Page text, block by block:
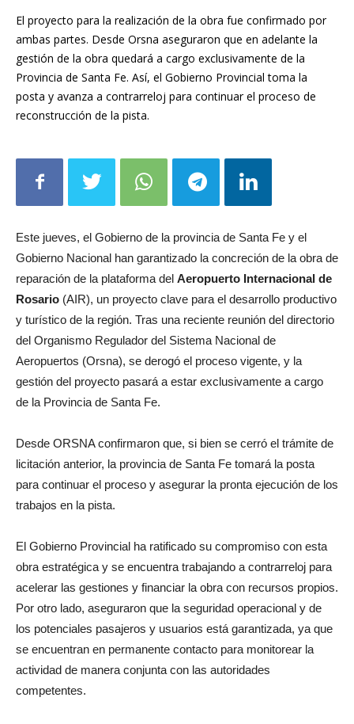
El proyecto para la realización de la obra fue confirmado por
ambas partes. Desde Orsna aseguraron que en adelante la
gestión de la obra quedará a cargo exclusivamente de la
Provincia de Santa Fe. Así, el Gobierno Provincial toma la
posta y avanza a contrarreloj para continuar el proceso de
reconstrucción de la pista.
Este jueves, el Gobierno de la provincia de Santa Fe y el
Gobierno Nacional han garantizado la concreción de la obra de
reparación de la plataforma del Aeropuerto Internacional de
Rosario (AIR), un proyecto clave para el desarrollo productivo
y turístico de la región. Tras una reciente reunión del directorio
del Organismo Regulador del Sistema Nacional de
Aeropuertos (Orsna), se derogó el proceso vigente, y la
gestión del proyecto pasará a estar exclusivamente a cargo
de la Provincia de Santa Fe.
Desde ORSNA confirmaron que, si bien se cerró el trámite de
licitación anterior, la provincia de Santa Fe tomará la posta
para continuar el proceso y asegurar la pronta ejecución de los
trabajos en la pista.
El Gobierno Provincial ha ratificado su compromiso con esta
obra estratégica y se encuentra trabajando a contrarreloj para
acelerar las gestiones y financiar la obra con recursos propios.
Por otro lado, aseguraron que la seguridad operacional y de
los potenciales pasajeros y usuarios está garantizada, ya que
se encuentran en permanente contacto para monitorear la
actividad de manera conjunta con las autoridades
competentes.